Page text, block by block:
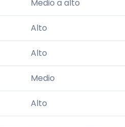
Medio a alto
Alto
Alto
Medio
Alto